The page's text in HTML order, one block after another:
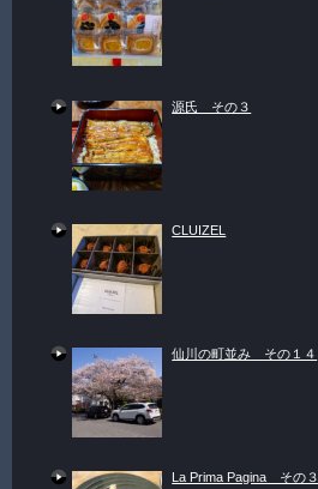
源氏 その３
CLUIZEL
仙川の町並み その１４
La Prima Pagina その３